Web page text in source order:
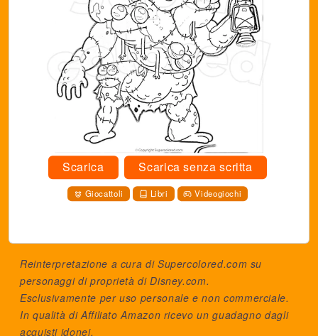
Scarica Scarica senza scritta
Giocattoli Libri Videogiochi
Reinterpretazione a cura di Supercolored.com su
personaggi di proprietà diDisney.com.
Esclusivamente per uso personale e non commerciale.
In qualità di Affiliato Amazon ricevo un guadagno dagli
acquisti idonei.